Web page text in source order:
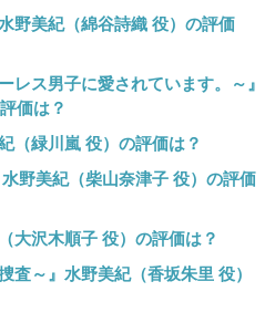
野美紀（綿谷詩織 役）の評価
レス男子に愛されています。～』
価は？
（緑川嵐 役）の評価は？
水野美紀（柴山奈津子 役）の評価
大沢木順子 役）の評価は？
査～』水野美紀（香坂朱里 役）